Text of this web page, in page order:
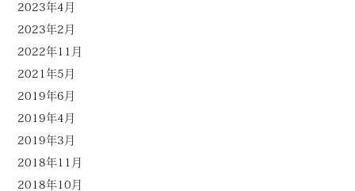
2023年4月
2023年2月
2022年11月
2021年5月
2019年6月
2019年4月
2019年3月
2018年11月
2018年10月